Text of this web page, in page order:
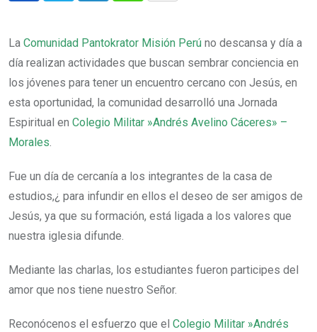
La Comunidad Pantokrator Misión Perú no descansa y día a
día realizan actividades que buscan sembrar conciencia en
los jóvenes para tener un encuentro cercano con Jesús, en
esta oportunidad, la comunidad desarrolló una Jornada
Espiritual en Colegio Militar »Andrés Avelino Cáceres» –
Morales.
Fue un día de cercanía a los integrantes de la casa de
estudios,¿ para infundir en ellos el deseo de ser amigos de
Jesús, ya que su formación, está ligada a los valores que
nuestra iglesia difunde.
Mediante las charlas, los estudiantes fueron participes del
amor que nos tiene nuestro Señor.
Reconócenos el esfuerzo que el Colegio Militar »Andrés